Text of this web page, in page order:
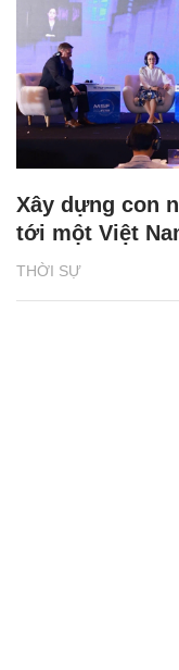
THỜI SỰ
Xây dựng con
tới một Việt